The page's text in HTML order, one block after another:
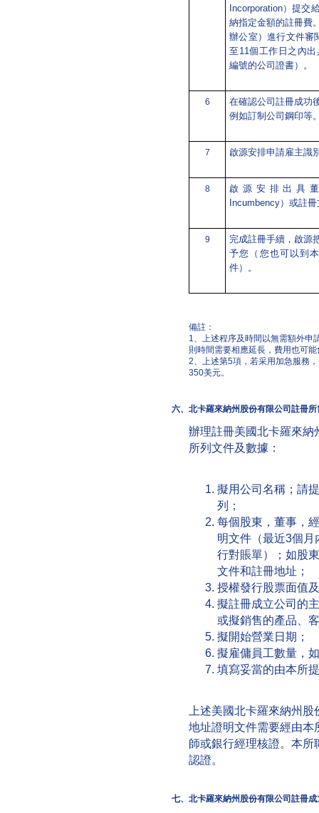
Incorporation）提交
納指定金額的註冊費
辦公室）進行文件審
至11個工作日之內
編號的公司證書）。
6
在確認公司註冊成功
例如訂制公司鋼印等
7 啟源安排申請雇主識
8
啟源安排出具
Incumbency）或註
9
完成註冊手續，啟源
予您（您也可以到
件）。
備註：
1、上述程序及時間以無需額外申
則時間需要相應延長，費用也可
2、上述第5項，若采用加急服務
350美元。
六、 北卡羅來納州股份有限公司註冊
辦理註冊美國北卡羅來納
所列文件及數據：
擬用公司名稱；請
列；
每個股東，董事，
明文件（最近3個
行對賬單）；如股
文件和註冊地址；
授權發行股票面值
擬註冊成立公司的
或擬銷售的產品、
擬開始營業日期；
擬雇傭員工數量，
填寫妥當的由本所
上述美國北卡羅來納州
地址證明文件需要經由本
師或銀行經理核證。本
認證。
七、 北卡羅來納州股份有限公司註冊